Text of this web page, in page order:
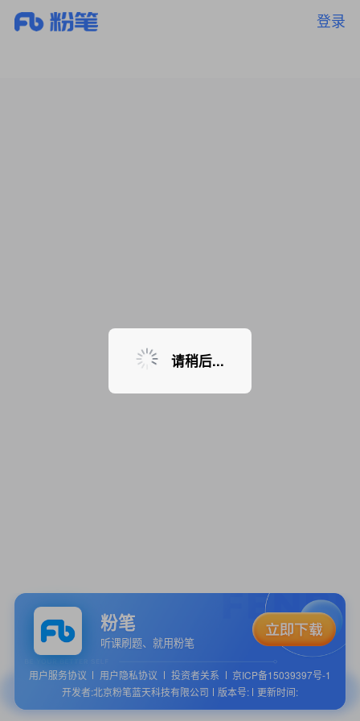
登录
暂无课程，敬请期待
粉笔
听课刷题、就用粉笔
用户服务协议 用户隐私协议 投资者关系
京ICP备15039397号-1
开发者:北京粉笔蓝天科技有限公司
版本号: 更新时间:
请稍后...